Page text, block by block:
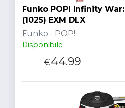
Funko POP! Infinity
(1025) EXM DLX
Funko - POP!
Disponibile
€44.99